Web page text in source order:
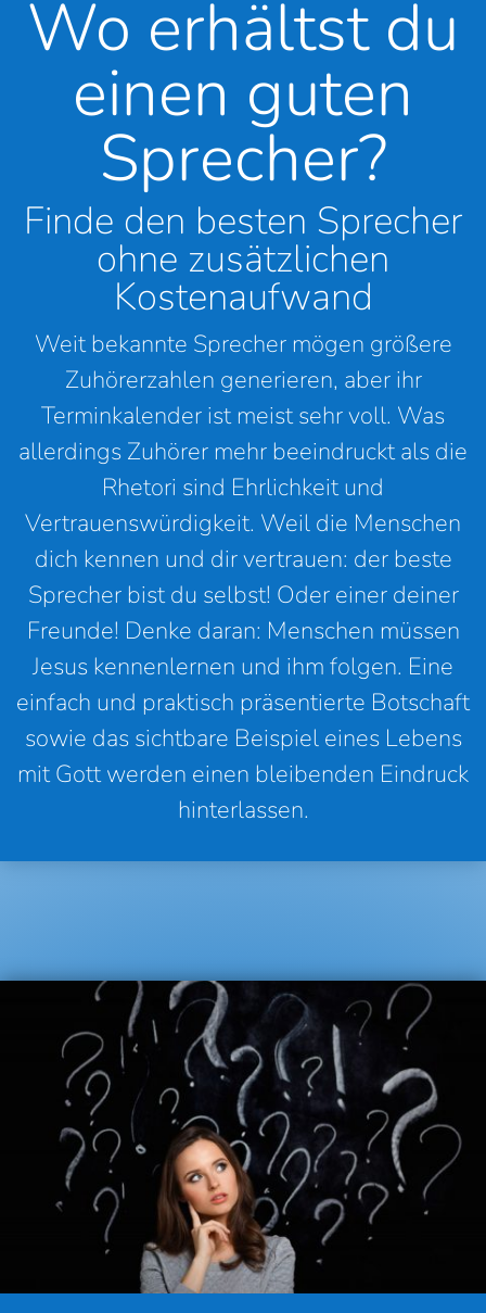
Wo erhältst du
einen guten
Sprecher?
Finde den besten Sprecher
ohne zusätzlichen
Kostenaufwand
Weit bekannte Sprecher mögen größere
Zuhörerzahlen generieren, aber ihr
Terminkalender ist meist sehr voll. Was
allerdings Zuhörer mehr beeindruckt als die
Rhetori sind Ehrlichkeit und
Vertrauenswürdigkeit. Weil die Menschen
dich kennen und dir vertrauen: der beste
Sprecher bist du selbst! Oder einer deiner
Freunde! Denke daran: Menschen müssen
Jesus kennenlernen und ihm folgen. Eine
einfach und praktisch präsentierte Botschaft
sowie das sichtbare Beispiel eines Lebens
mit Gott werden einen bleibenden Eindruck
hinterlassen.